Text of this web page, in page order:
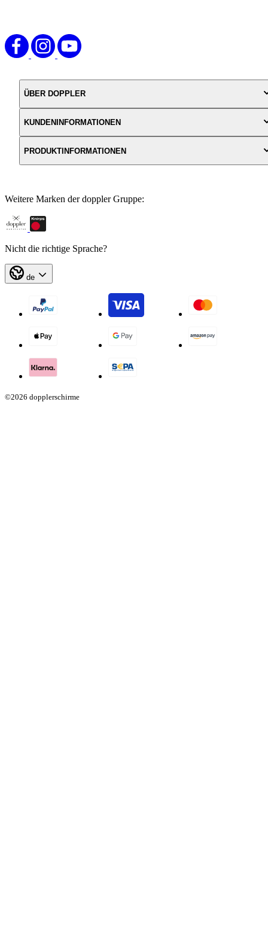
ÜBER DOPPLER
KUNDENINFORMATIONEN
PRODUKTINFORMATIONEN
Weitere Marken der doppler Gruppe:
Nicht die richtige Sprache?
de
©2026 dopplerschirme